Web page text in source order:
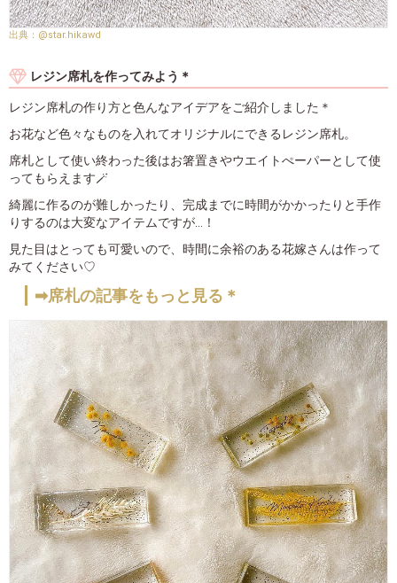
@star.hikawd
レジン席札を作ってみよう＊
レジン席札の作り方と色んなアイデアをご紹介しました＊
お花など色々なものを入れてオリジナルにできるレジン席札。
席札として使い終わった後はお箸置きやウエイトぺーパーとして使
ってもらえます🪄
綺麗に作るのが難しかったり、完成までに時間がかかったりと手作
りするのは大変なアイテムですが…！
見た目はとっても可愛いので、時間に余裕のある花嫁さんは作って
みてください♡
➡席札の記事をもっと見る＊